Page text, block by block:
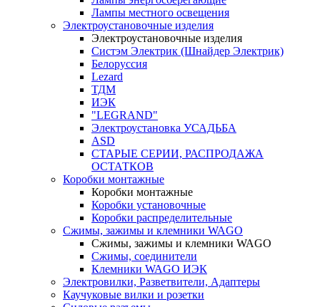
Лампы местного освещения
Электроустановочные изделия
Электроустановочные изделия
Систэм Электрик (Шнайдер Электрик)
Белоруссия
Lezard
ТДМ
ИЭК
"LEGRAND"
Электроустановка УСАДЬБА
ASD
СТАРЫЕ СЕРИИ, РАСПРОДАЖА
ОСТАТКОВ
Коробки монтажные
Коробки монтажные
Коробки установочные
Коробки распределительные
Сжимы, зажимы и клемники WAGO
Сжимы, зажимы и клемники WAGO
Сжимы, соединители
Клемники WAGO ИЭК
Электровилки, Разветвители, Адаптеры
Каучуковые вилки и розетки